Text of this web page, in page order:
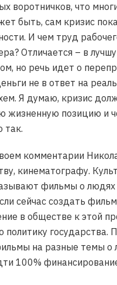
воротничков, что
быть, сам кризис
И чем труд
Отличается – в
но речь идет о
не в ответ на
Я думаю, кризис
позицию и
так.
комментарии
кинематографу.
фильмы о людях
сейчас создать
в обществе к этой
государства.
на разные темы
100%